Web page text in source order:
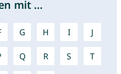
mit ...
G H I J
Q R S T